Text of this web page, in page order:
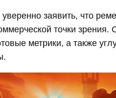
заявить, что
точки зрения.
метрики, а также